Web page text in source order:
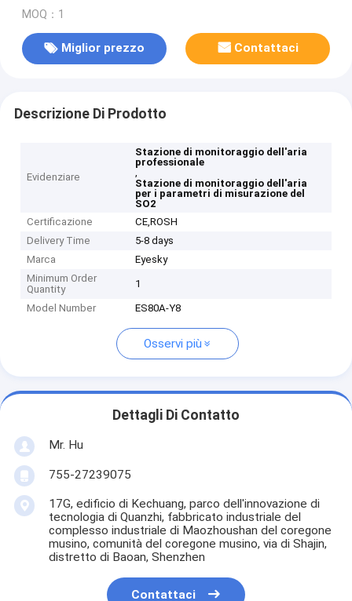
MOQ：1
Miglior prezzo Contattaci
Descrizione Di Prodotto
Evidenziare
Stazione di monitoraggio dell'aria
professionale
,
Stazione di monitoraggio dell'aria
per i parametri di misurazione del
SO2
Certificazione
CE,ROSH
Delivery Time
5-8 days
Marca
Eyesky
Minimum Order
Quantity
1
Model Number ES80A-Y8
Osservi più
Dettagli Di Contatto
Mr. Hu
755-27239075
17G, edificio di Kechuang, parco dell'innovazione di
tecnologia di Quanzhi, fabbricato industriale del
complesso industriale di Maozhoushan del coregone
musino, comunità del coregone musino, via di Shajin,
distretto di Baoan, Shenzhen
Contattaci